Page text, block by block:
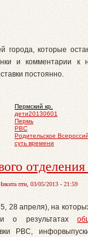
города, которые
и комментарии к
постоянно.
Пермский кр.
дети20130601
Пермь
РВС
Родительское
суть времени
птн, 03/05/2013 - 21:59
28 апреля), на
о результатах
РВС,